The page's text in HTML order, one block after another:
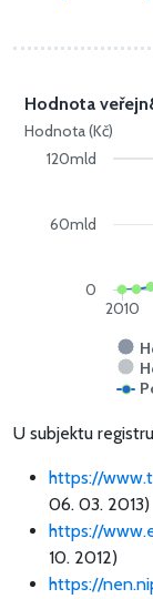
Hodnota (Kč)
Hodnota
2010
0
60mld
120mld
U subjektu
https://
06. 03. 2013)
https://
10. 2012)
https://